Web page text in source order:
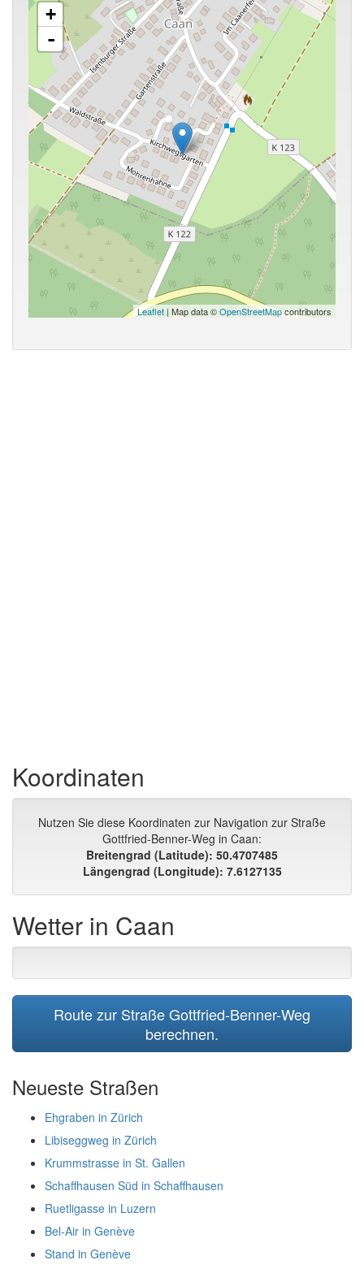
+
-
Leaflet | Map data ©OpenStreetMapcontributors
Koordinaten
Nutzen Sie diese Koordinaten zur Navigation zur Straße
Gottfried-Benner-Weg in Caan:
Breitengrad (Latitude): 50.4707485
Längengrad (Longitude): 7.6127135
Wetter in Caan
Route zur Straße Gottfried-Benner-Weg
berechnen.
Neueste Straßen
Ehgraben in Zürich
Libiseggweg in Zürich
Krummstrasse in St. Gallen
Schaffhausen Süd in Schaffhausen
Ruetligasse in Luzern
Bel-Air in Genève
Stand in Genève